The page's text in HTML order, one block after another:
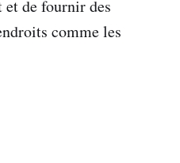
de fournir des
comme les